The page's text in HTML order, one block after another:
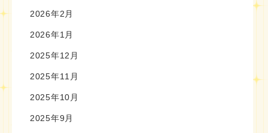
2026年2月
2026年1月
2025年12月
2025年11月
2025年10月
2025年9月